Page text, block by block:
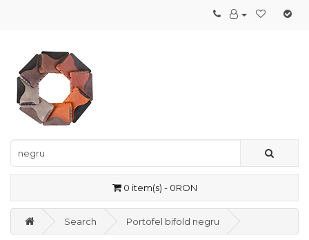
0 item(s) - 0RON
Search Portofel bifold negru